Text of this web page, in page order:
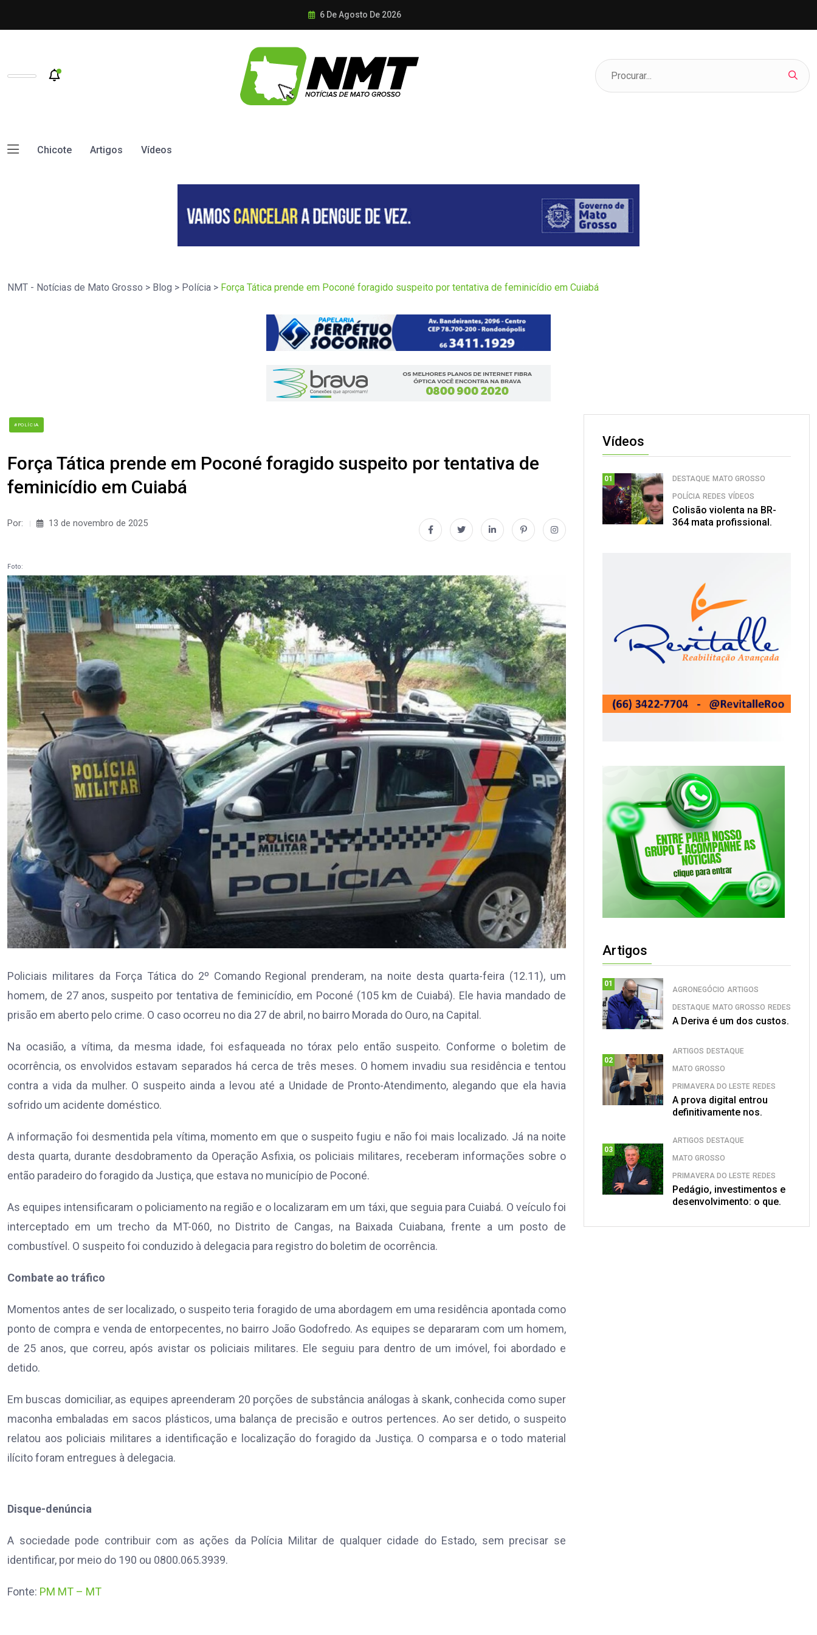
6 De Agosto De 2026
Chicote Artigos Vídeos
NMT - Notícias de Mato Grosso > Blog > Polícia > Força Tática prende em Poconé foragido suspeito por tentativa de feminicídio em Cuiabá
#POLÍCIA
Força Tática prende em Poconé foragido suspeito por tentativa de
feminicídio em Cuiabá
Por: 13 de novembro de 2025
Foto:
Policiais militares da Força Tática do 2º Comando Regional prenderam, na noite desta quarta-feira (12.11), um
homem, de 27 anos, suspeito por tentativa de feminicídio, em Poconé (105 km de Cuiabá). Ele havia mandado de
prisão em aberto pelo crime. O caso ocorreu no dia 27 de abril, no bairro Morada do Ouro, na Capital.
Na ocasião, a vítima, da mesma idade, foi esfaqueada no tórax pelo então suspeito. Conforme o boletim de
ocorrência, os envolvidos estavam separados há cerca de três meses. O homem invadiu sua residência e tentou
contra a vida da mulher. O suspeito ainda a levou até a Unidade de Pronto-Atendimento, alegando que ela havia
sofrido um acidente doméstico.
A informação foi desmentida pela vítima, momento em que o suspeito fugiu e não foi mais localizado. Já na noite
desta quarta, durante desdobramento da Operação Asfixia, os policiais militares, receberam informações sobre o
então paradeiro do foragido da Justiça, que estava no município de Poconé.
As equipes intensificaram o policiamento na região e o localizaram em um táxi, que seguia para Cuiabá. O veículo foi
interceptado em um trecho da MT-060, no Distrito de Cangas, na Baixada Cuiabana, frente a um posto de
combustível. O suspeito foi conduzido à delegacia para registro do boletim de ocorrência.
Combate ao tráfico
Momentos antes de ser localizado, o suspeito teria foragido de uma abordagem em uma residência apontada como
ponto de compra e venda de entorpecentes, no bairro João Godofredo. As equipes se depararam com um homem,
de 25 anos, que correu, após avistar os policiais militares. Ele seguiu para dentro de um imóvel, foi abordado e
detido.
Em buscas domiciliar, as equipes apreenderam 20 porções de substância análogas à skank, conhecida como super
maconha embaladas em sacos plásticos, uma balança de precisão e outros pertences. Ao ser detido, o suspeito
relatou aos policiais militares a identificação e localização do foragido da Justiça. O comparsa e o todo material
ilícito foram entregues à delegacia.
Disque-denúncia
A sociedade pode contribuir com as ações da Polícia Militar de qualquer cidade do Estado, sem precisar se
identificar, por meio do 190 ou 0800.065.3939.
Fonte: PM MT – MT
Vídeos
01 DESTAQUE MATO GROSSO
POLÍCIA REDES VÍDEOS
Colisão violenta na BR-
364 mata profissional.
Artigos
01
AGRONEGÓCIO ARTIGOS
DESTAQUE MATO GROSSO REDES
A Deriva é um dos custos.
02
ARTIGOS DESTAQUE
MATO GROSSO
PRIMAVERA DO LESTE REDES
A prova digital entrou
definitivamente nos.
03
ARTIGOS DESTAQUE
MATO GROSSO
PRIMAVERA DO LESTE REDES
Pedágio, investimentos e
desenvolvimento: o que.